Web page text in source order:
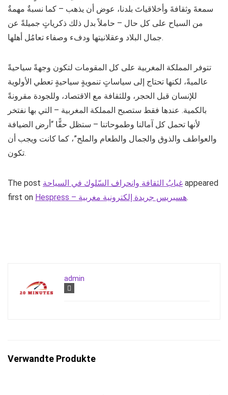
سمعةَ وثقافةَ وأخلاقياتَ بلدنا، عوض أن يذهب – كما نسبةٌ مهمةٌ
من السياح على كل حال – حاملاً بدل ذلك ذكرياتٍ جميلةً عن
جمال البلاد وعقلانيتها ودفء وصفاء تعامُل أهلها.
تتوفر المملكة المغربية على كل المقومات لتكون وجهةً سياحيةً
عالميةً، لكنها تحتاج إلى سياساتٍ تنمويةٍ سياحيةٍ تعطي الأولوية
للإنسان قبل الحجر، وللثقافة مع الاقتصاد، وللجودة مقرونةً
بالكمية. عندها فقط ستصبح المملكة المغربية – التي بها نفتخر
لأنها تحمل كل آمالنا وطموحاتنا – ستظل حقًّا “أرض الضيافة
والعواطف والذوق والجمال والطعام والملح”، كما كانت ويجب أن
تكون.
The post غيابُ الثقافة وانحراف السّلوك في السياحة appeared
first on
Hespress – هسبريس جريدة إلكترونية مغربية.
admin
Verwandte Produkte